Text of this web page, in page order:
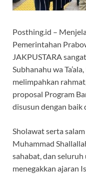
Posthing.id –
Pemerintahan
JAKPUSTARA
Subhanahu wa
melimpahkan
proposal Program
disusun dengan baik
Sholawat serta
Muhammad
sahabat, dan
menegakkan ajaran